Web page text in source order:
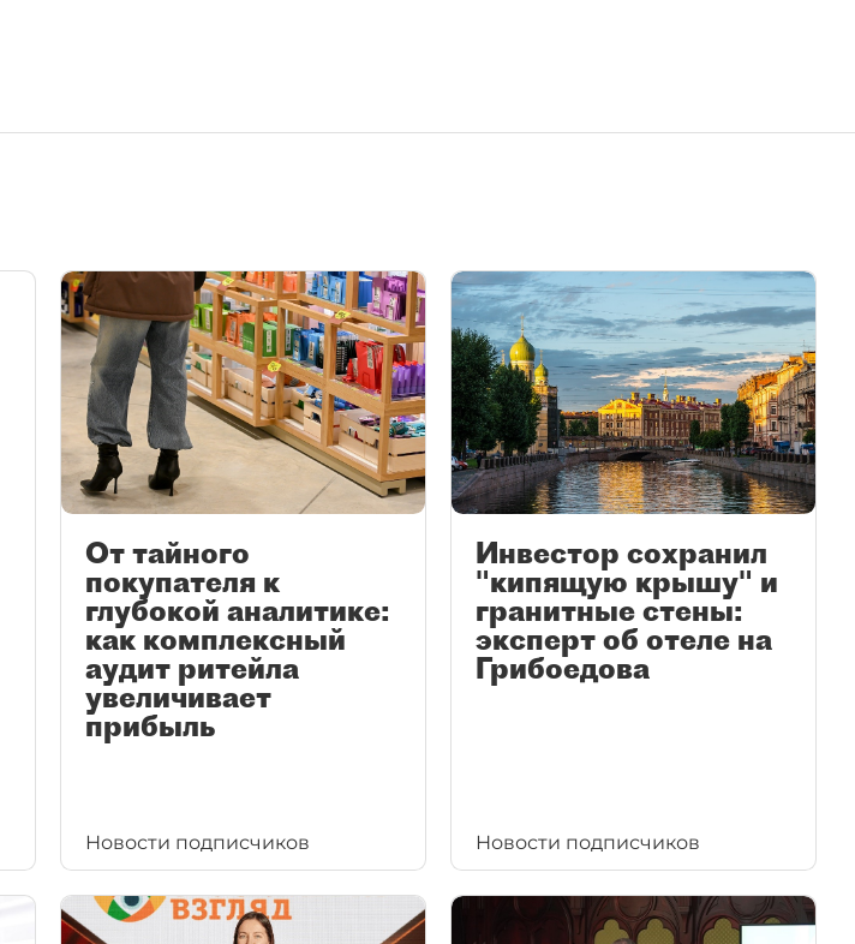
От тайного
покупателя к
глубокой аналитике:
как комплексный
аудит ритейла
увеличивает
прибыль
Новости подписчиков
Инвестор сохранил
"кипящую крышу" и
гранитные стены:
эксперт об отеле на
Грибоедова
Новости подписчиков